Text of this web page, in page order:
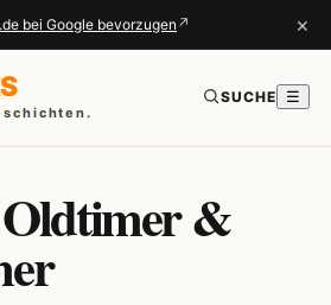
bei Google bevorzugen ↗ ×
SUCHE ☰
Oldtimer &